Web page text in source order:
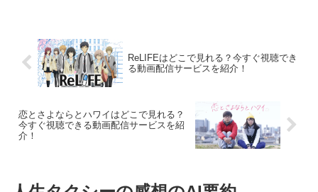
ReLIFEはどこで見れる？今すぐ視聴でき
る動画配信サービスを紹介！
恋とさよならとハワイはどこで見れる？
今すぐ視聴できる動画配信サービスを紹
介！